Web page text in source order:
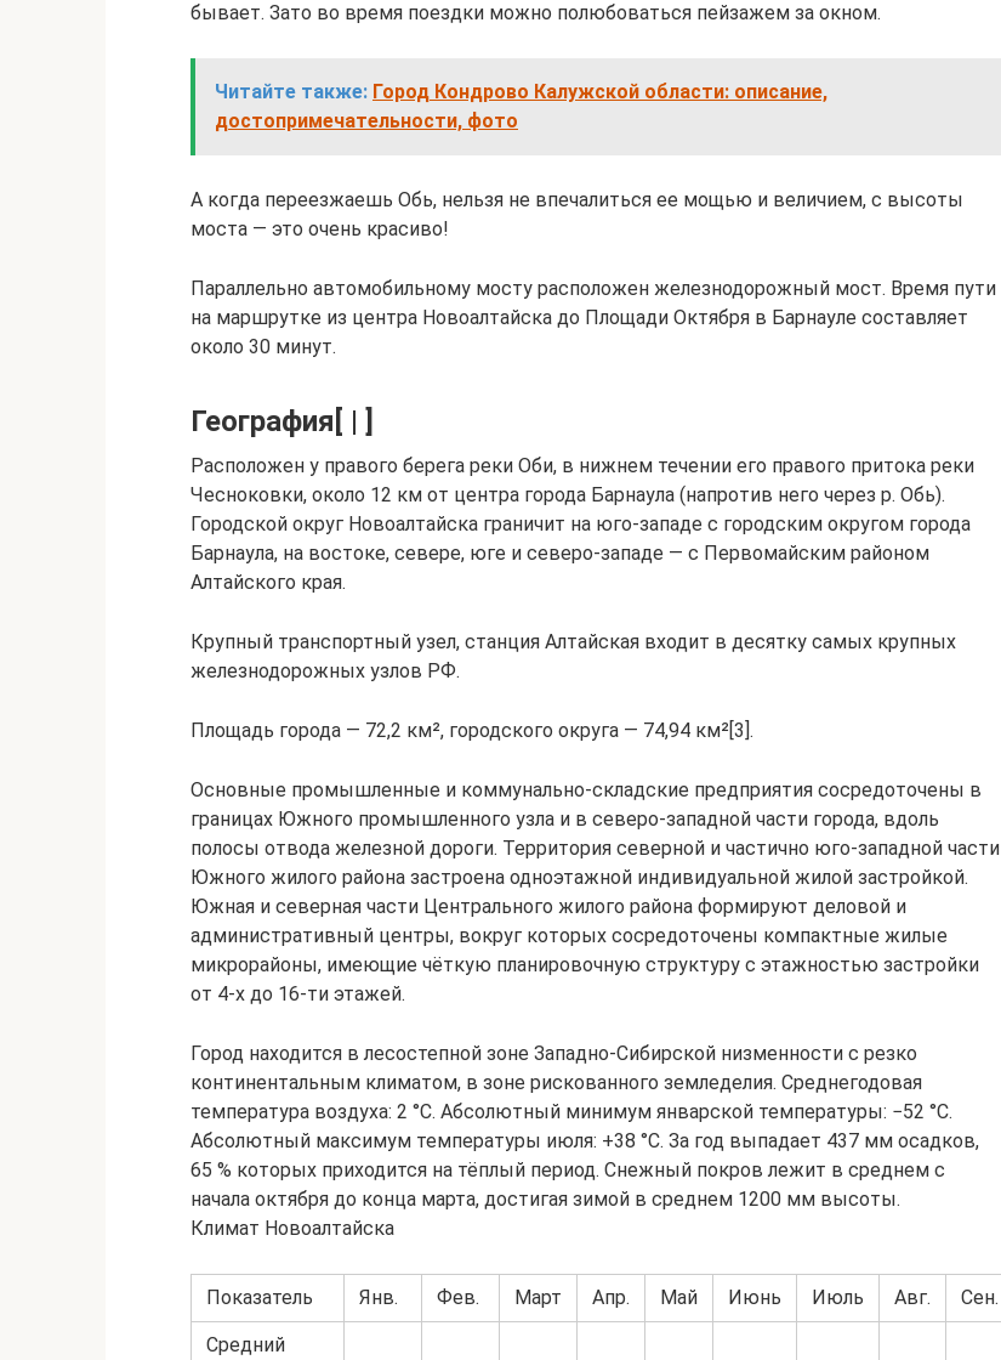
бывает. Зато во время поездки можно полюбоваться пейзажем за окном.
Читайте также: Город Кондрово Калужской области: описание,
достопримечательности, фото
А когда переезжаешь Обь, нельзя не впечалиться ее мощью и величием, с высоты
моста — это очень красиво!
Параллельно автомобильному мосту расположен железнодорожный мост. Время пути
на маршрутке из центра Новоалтайска до Площади Октября в Барнауле составляет
около 30 минут.
География[ | ]
Расположен у правого берега реки Оби, в нижнем течении его правого притока реки
Чесноковки, около 12 км от центра города Барнаула (напротив него через р. Обь).
Городской округ Новоалтайска граничит на юго-западе с городским округом города
Барнаула, на востоке, севере, юге и северо-западе — с Первомайским районом
Алтайского края.
Крупный транспортный узел, станция Алтайская входит в десятку самых крупных
железнодорожных узлов РФ.
Площадь города — 72,2 км², городского округа — 74,94 км²[3].
Основные промышленные и коммунально-складские предприятия сосредоточены в
границах Южного промышленного узла и в северо-западной части города, вдоль
полосы отвода железной дороги. Территория северной и частично юго-западной части
Южного жилого района застроена одноэтажной индивидуальной жилой застройкой.
Южная и северная части Центрального жилого района формируют деловой и
административный центры, вокруг которых сосредоточены компактные жилые
микрорайоны, имеющие чёткую планировочную структуру с этажностью застройки
от 4-х до 16-ти этажей.
Город находится в лесостепной зоне Западно-Сибирской низменности с резко
континентальным климатом, в зоне рискованного земледелия. Среднегодовая
температура воздуха: 2 °C. Абсолютный минимум январской температуры: −52 °C.
Абсолютный максимум температуры июля: +38 °C. За год выпадает 437 мм осадков,
65 % которых приходится на тёплый период. Снежный покров лежит в среднем с
начала октября до конца марта, достигая зимой в среднем 1200 мм высоты.
Климат Новоалтайска
Показатель Янв. Фев. Март Апр. Май Июнь Июль Авг. Сен.
Средний